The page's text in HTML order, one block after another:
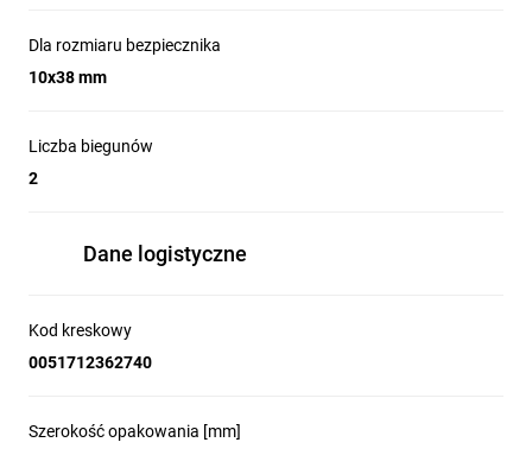
Rozdzielnice i skrzynki połączeniowe w instalacjach
fotowoltaicznych (string combiner, wejścia inwertera).
konserwacji elektrowni PV.
trwałego odłącznika DC montowanego na szynie DIN.
Dla rozmiaru bezpiecznika
10x38 mm
Liczba biegunów
2
Dane logistyczne
Kod kreskowy
0051712362740
Szerokość opakowania [mm]